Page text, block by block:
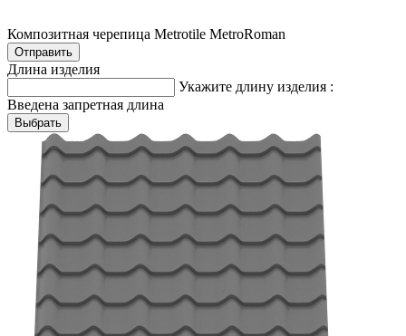
Композитная черепица Metrotile MetroRoman
Длина изделия
Укажите длину изделия :
Введена запретная длина